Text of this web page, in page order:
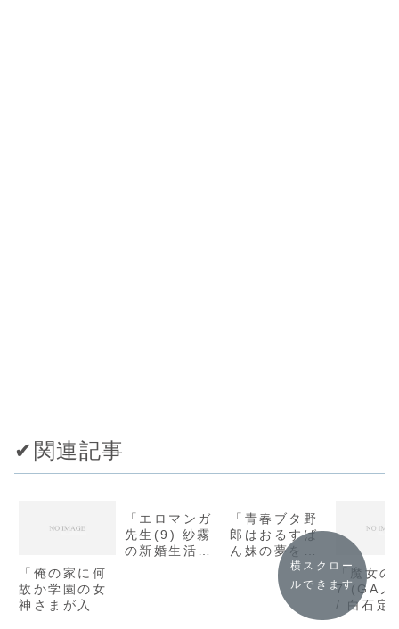
✔︎関連記事
「俺の家に何
故か学園の女
神さまが入り
「エロマンガ
先生(9) 紗霧
の新婚生活
「青春ブタ野
郎はおるすば
ん妹の夢を見
ない(電撃文
庫) / 鴨志田
一」の感想
「魔女の
7 (GAノ
/ 白石定
の感想
横スクロー
ルできます